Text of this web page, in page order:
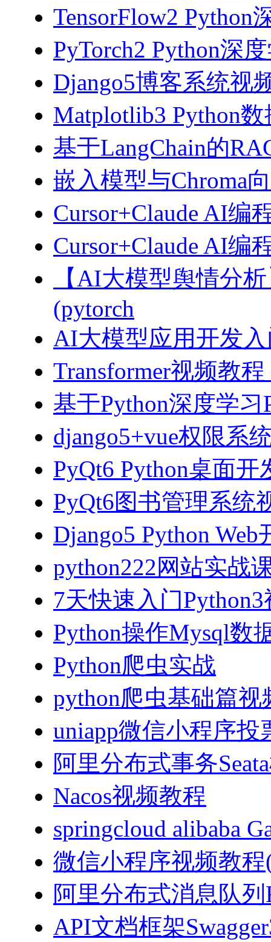
TensorFlow2 Python
PyTorch2 Python深
Django5博客系统视
Matplotlib3 Python
基于LangChain的
嵌入模型与Chroma
Cursor+Claude AI编
Cursor+Claude AI编
【AI大模型舆情分
(pytorch
AI大模型应用开发入
Transformer视频教
基于Python深度学
django5+vue权限系
PyQt6 Python桌面开
PyQt6图书管理系统
Django5 Python
python222网站实战
7天快速入门
Python操作Mysql数
Python爬虫实战
python爬虫基础篇视
uniapp微信小程序投
阿里分布式事务
Nacos视频教程
springcloud alibaba
微信小程序视频教程
阿里分布式消息队
API文档框架